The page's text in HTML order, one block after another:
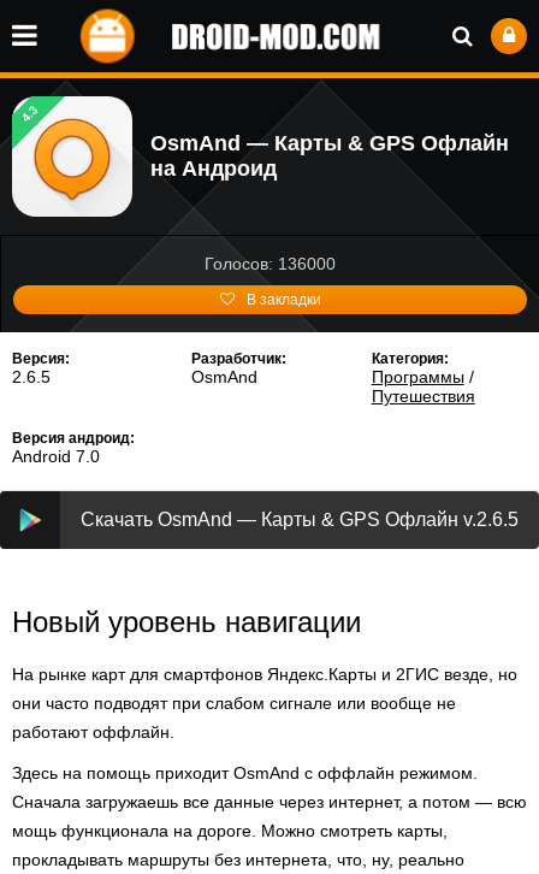
4.3
OsmAnd — Карты & GPS Офлайн
на Андроид
Голосов: 136000
В закладки
Версия:
2.6.5
Разработчик:
OsmAnd
Категория:
Программы/
Путешествия
Версия андроид:
Android 7.0
Скачать OsmAnd — Карты & GPS Офлайн v.2.6.5
Новый уровень навигации
На рынке карт для смартфонов Яндекс.Карты и 2ГИС везде, но
они часто подводят при слабом сигнале или вообще не
работают оффлайн.
Здесь на помощь приходит OsmAnd с оффлайн режимом.
Сначала загружаешь все данные через интернет, а потом — всю
мощь функционала на дороге. Можно смотреть карты,
прокладывать маршруты без интернета, что, ну, реально